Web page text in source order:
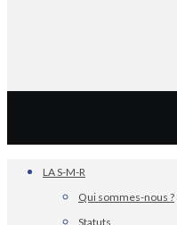
LA S-M-R
Qui sommes-nous ?
Statuts